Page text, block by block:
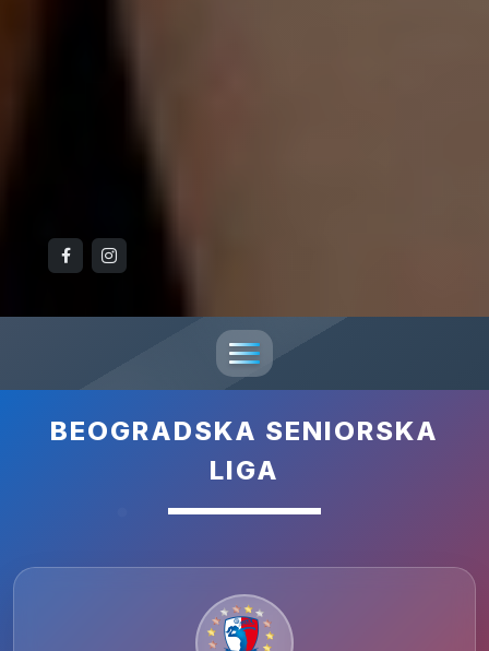
BEOGRADSKA SENIORSKA
LIGA